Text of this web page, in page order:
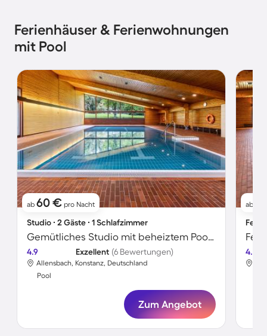
Ferienhäuser & Ferienwohnungen
mit Pool
ab 60 € pro Nacht
Studio ∙ 2 Gäste ∙ 1 Schlafzimmer
Gemütliches Studio mit beheiztem Pool, Sauna und schnellem Internet | Gartenblick
4.9 Exzellent (6 Bewertungen)
Allensbach, Konstanz, Deutschland
Pool
Zum Angebot
ab
4.6